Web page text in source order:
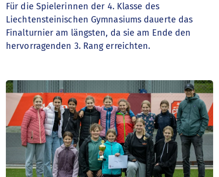
Für die Spielerinnen der 4. Klasse des
Liechtensteinischen Gymnasiums dauerte das
Finalturnier am längsten, da sie am Ende den
hervorragenden 3. Rang erreichten.